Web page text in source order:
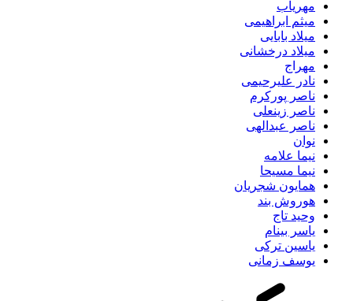
مهریاب
میثم ابراهیمی
میلاد بابایی
میلاد درخشانی
مهراج
نادر علیرحیمی
ناصر پورکرم
ناصر زینعلی
ناصر عبدالهی
نوان
نیما علامه
نیما مسیحا
همایون شجریان
هوروش بند
وحید تاج
یاسر بینام
یاسین ترکی
یوسف زمانی